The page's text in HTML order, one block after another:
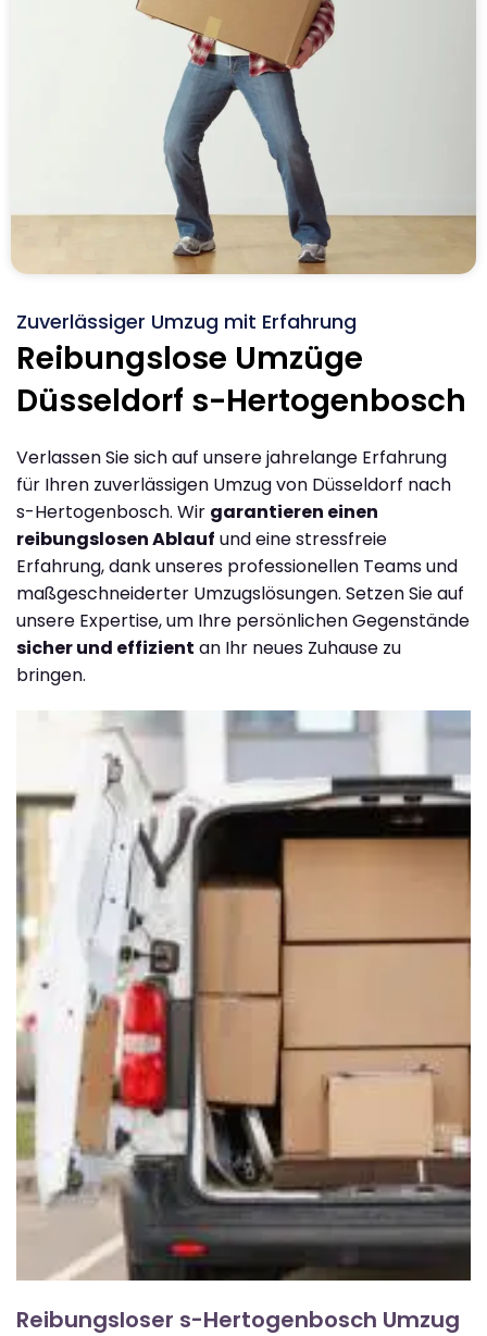
Zuverlässiger Umzug mit Erfahrung
Reibungslose Umzüge
Düsseldorf s-Hertogenbosch
Verlassen Sie sich auf unsere jahrelange Erfahrung
für Ihren zuverlässigen Umzug von Düsseldorf nach
s-Hertogenbosch. Wir garantieren einen
reibungslosen Ablauf und eine stressfreie
Erfahrung, dank unseres professionellen Teams und
maßgeschneiderter Umzugslösungen. Setzen Sie auf
unsere Expertise, um Ihre persönlichen Gegenstände
sicher und effizient an Ihr neues Zuhause zu
bringen.
Reibungsloser s-Hertogenbosch Umzug